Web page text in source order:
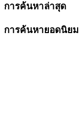
การค้นหาล่าสุด
การค้นหายอดนิยม